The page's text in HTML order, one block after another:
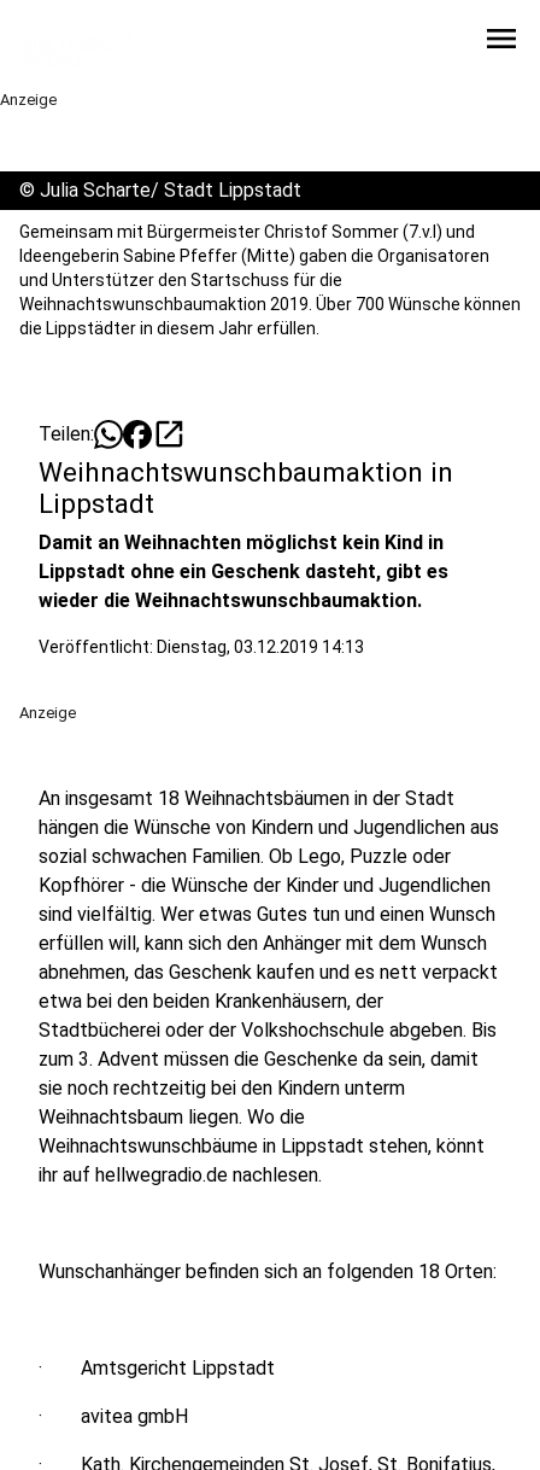
menu
Anzeige
© Julia Scharte/ Stadt Lippstadt
Gemeinsam mit Bürgermeister Christof Sommer (7.v.l) und
Ideengeberin Sabine Pfeffer (Mitte) gaben die Organisatoren
und Unterstützer den Startschuss für die
Weihnachtswunschbaumaktion 2019. Über 700 Wünsche können
die Lippstädter in diesem Jahr erfüllen.
Teilen: open_in_new
Weihnachtswunschbaumaktion in
Lippstadt
Damit an Weihnachten möglichst kein Kind in
Lippstadt ohne ein Geschenk dasteht, gibt es
wieder die Weihnachtswunschbaumaktion.
Veröffentlicht: Dienstag, 03.12.2019 14:13
Anzeige
An insgesamt 18 Weihnachtsbäumen in der Stadt
hängen die Wünsche von Kindern und Jugendlichen aus
sozial schwachen Familien. Ob Lego, Puzzle oder
Kopfhörer - die Wünsche der Kinder und Jugendlichen
sind vielfältig. Wer etwas Gutes tun und einen Wunsch
erfüllen will, kann sich den Anhänger mit dem Wunsch
abnehmen, das Geschenk kaufen und es nett verpackt
etwa bei den beiden Krankenhäusern, der
Stadtbücherei oder der Volkshochschule abgeben. Bis
zum 3. Advent müssen die Geschenke da sein, damit
sie noch rechtzeitig bei den Kindern unterm
Weihnachtsbaum liegen. Wo die
Weihnachtswunschbäume in Lippstadt stehen, könnt
ihr auf hellwegradio.de nachlesen.
Wunschanhänger befinden sich an folgenden 18 Orten:
· Amtsgericht Lippstadt
· avitea gmbH
· Kath. Kirchengemeinden St. Josef, St. Bonifatius,